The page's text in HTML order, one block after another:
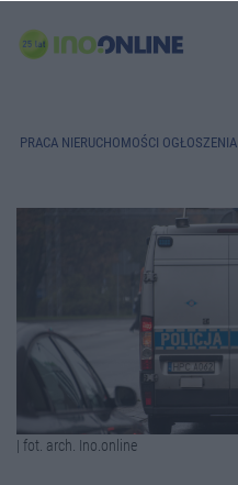
PRACA NIERUCHOMOŚCI OGŁOSZENIA
| fot. arch. Ino.online